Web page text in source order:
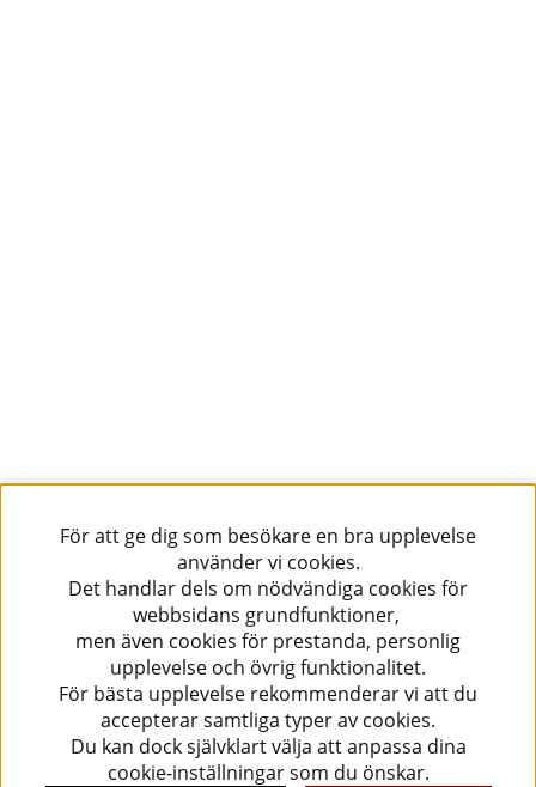
För att ge dig som besökare en bra upplevelse
använder vi cookies.
Det handlar dels om nödvändiga cookies för
webbsidans grundfunktioner,
men även cookies för prestanda, personlig
upplevelse och övrig funktionalitet.
För bästa upplevelse rekommenderar vi att du
accepterar samtliga typer av cookies.
Du kan dock självklart välja att anpassa dina
cookie-inställningar som du önskar.